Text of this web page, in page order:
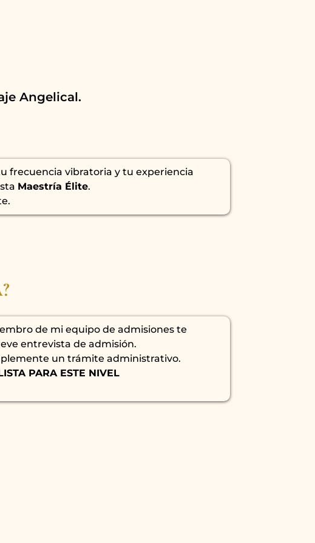
Angelical.
frecuencia vibratoria y tu experiencia
Maestría Élite.
de mi equipo de admisiones te
entrevista de admisión.
un trámite administrativo.
PARA ESTE NIVEL